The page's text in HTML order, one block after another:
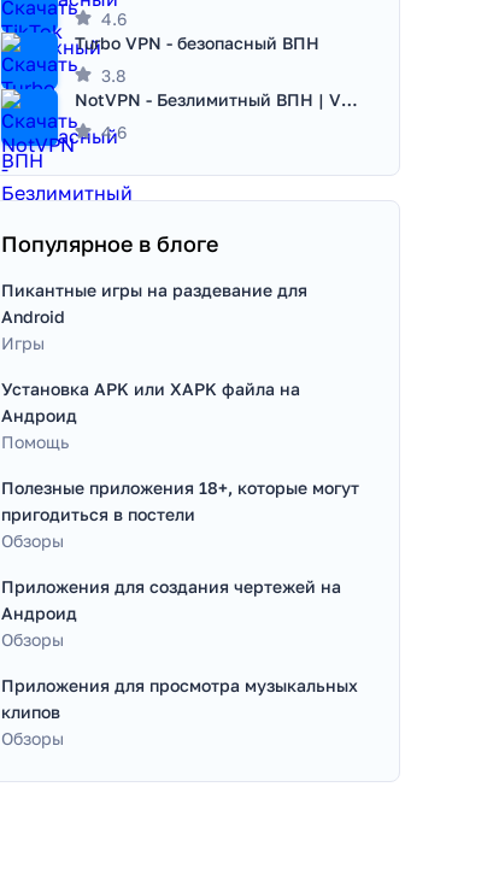
4.6
Turbo VPN - безопасный ВПН
3.8
NotVPN - Безлимитный ВПН | VPN
4.6
Популярное в блоге
Пикантные игры на раздевание для
Android
Игры
Установка APK или XAPK файла на
Андроид
Помощь
Полезные приложения 18+, которые могут
пригодиться в постели
Обзоры
Приложения для создания чертежей на
Андроид
Обзоры
Приложения для просмотра музыкальных
клипов
Обзоры